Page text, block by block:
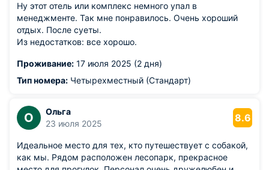
Ну этот отель или комплекс немного упал в
менеджменте. Так мне понравилось. Очень хороший
отдых. После суеты.
Из недостатков: все хорошо.
Проживание: 17 июля 2025 (2 дня)
Тип номера: Четырехместный (Стандарт)
О
Ольга
23 июля 2025
8.6
Идеальное место для тех, кто путешествует с собакой,
как мы. Рядом расположен лесопарк, прекрасное